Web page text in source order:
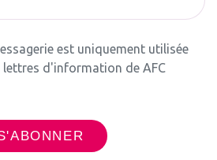
est uniquement utilisée
lettres d'information de AFC